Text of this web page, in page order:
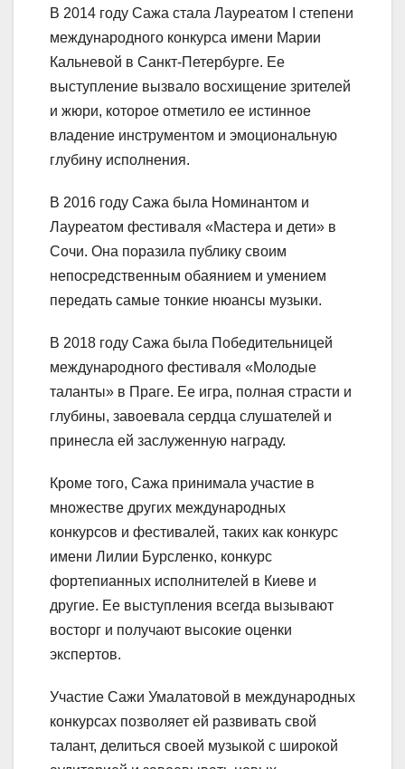
В 2014 году Сажа стала Лауреатом I степени
международного конкурса имени Марии
Кальневой в Санкт-Петербурге. Ее
выступление вызвало восхищение зрителей
и жюри, которое отметило ее истинное
владение инструментом и эмоциональную
глубину исполнения.
В 2016 году Сажа была Номинантом и
Лауреатом фестиваля «Мастера и дети» в
Сочи. Она поразила публику своим
непосредственным обаянием и умением
передать самые тонкие нюансы музыки.
В 2018 году Сажа была Победительницей
международного фестиваля «Молодые
таланты» в Праге. Ее игра, полная страсти и
глубины, завоевала сердца слушателей и
принесла ей заслуженную награду.
Кроме того, Сажа принимала участие в
множестве других международных
конкурсов и фестивалей, таких как конкурс
имени Лилии Бурсленко, конкурс
фортепианных исполнителей в Киеве и
другие. Ее выступления всегда вызывают
восторг и получают высокие оценки
экспертов.
Участие Сажи Умалатовой в международных
конкурсах позволяет ей развивать свой
талант, делиться своей музыкой с широкой